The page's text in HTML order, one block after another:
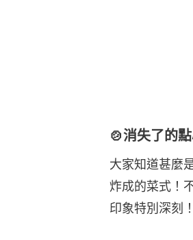
🍲消失了的
大家知道甚麼
炸成的菜式！
印象特別深刻！